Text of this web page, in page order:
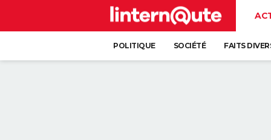
POLITIQUE SOCIÉTÉ FAITS